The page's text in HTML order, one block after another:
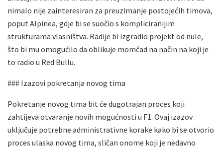
nimalo nije zainteresiran za preuzimanje postojećih timova,
poput Alpinea, gdje bi se suočio s kompliciranijim
strukturama vlasništva. Radije bi izgradio projekt od nule,
što bi mu omogućilo da oblikuje momčad na način na koji je
to radio u Red Bullu.
### Izazovi pokretanja novog tima
Pokretanje novog tima bit će dugotrajan proces koji
zahtijeva otvaranje novih mogućnosti u F1. Ovaj izazov
uključuje potrebne administrativne korake kako bi se otvorio
proces ulaska novog tima, sličan onome koji je nedavno